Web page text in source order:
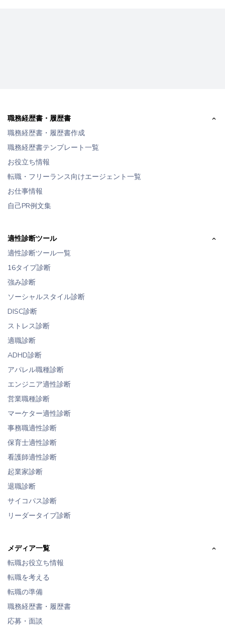
職務経歴書・履歴書
職務経歴書・履歴書作成
職務経歴書テンプレート一覧
お役立ち情報
転職・フリーランス向けエージェント一覧
お仕事情報
自己PR例文集
適性診断ツール
適性診断ツール一覧
16タイプ診断
強み診断
ソーシャルスタイル診断
DISC診断
ストレス診断
適職診断
ADHD診断
アパレル職種診断
エンジニア適性診断
営業職種診断
マーケター適性診断
事務職適性診断
保育士適性診断
看護師適性診断
起業家診断
退職診断
サイコパス診断
リーダータイプ診断
メディア一覧
転職お役立ち情報
転職を考える
転職の準備
職務経歴書・履歴書
応募・面談